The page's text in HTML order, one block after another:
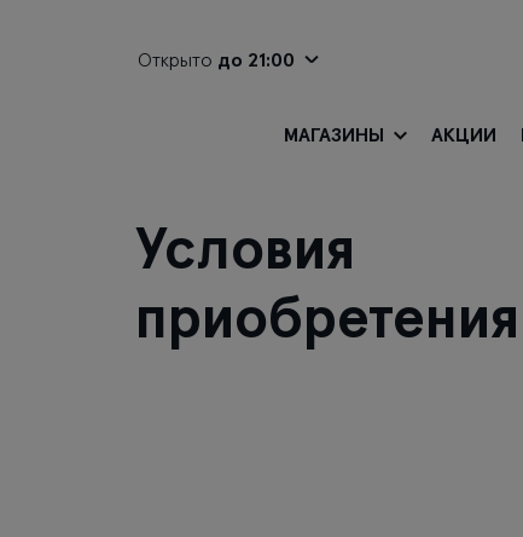
Открыто до 21:00
МАГАЗИНЫ АКЦИИ
Условия
приобретения